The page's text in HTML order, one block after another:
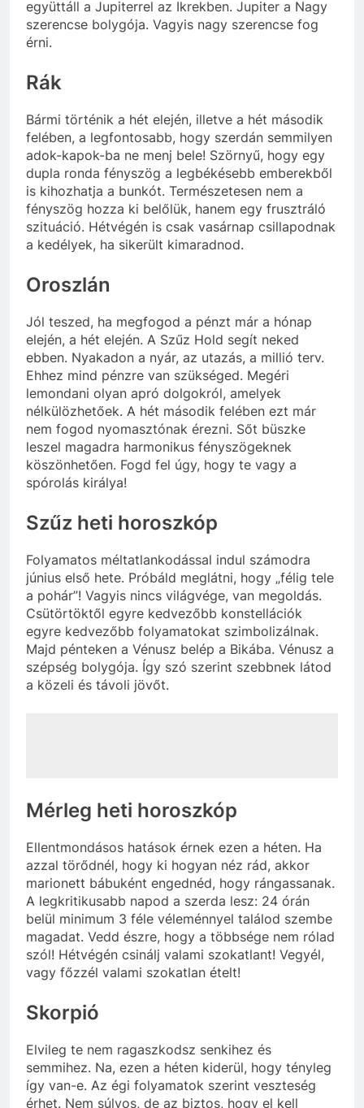
együttáll a Jupiterrel az Ikrekben. Jupiter a Nagy
szerencse bolygója. Vagyis nagy szerencse fog
érni.
Rák
Bármi történik a hét elején, illetve a hét második
felében, a legfontosabb, hogy szerdán semmilyen
adok-kapok-ba ne menj bele! Szörnyű, hogy egy
dupla ronda fényszög a legbékésebb emberekből
is kihozhatja a bunkót. Természetesen nem a
fényszög hozza ki belőlük, hanem egy frusztráló
szituáció. Hétvégén is csak vasárnap csillapodnak
a kedélyek, ha sikerült kimaradnod.
Oroszlán
Jól teszed, ha megfogod a pénzt már a hónap
elején, a hét elején. A Szűz Hold segít neked
ebben. Nyakadon a nyár, az utazás, a millió terv.
Ehhez mind pénzre van szükséged. Megéri
lemondani olyan apró dolgokról, amelyek
nélkülözhetőek. A hét második felében ezt már
nem fogod nyomasztónak érezni. Sőt büszke
leszel magadra harmonikus fényszögeknek
köszönhetően. Fogd fel úgy, hogy te vagy a
spórolás királya!
Szűz heti horoszkóp
Folyamatos méltatlankodással indul számodra
június első hete. Próbáld meglátni, hogy „félig tele
a pohár”! Vagyis nincs világvége, van megoldás.
Csütörtöktől egyre kedvezőbb konstellációk
egyre kedvezőbb folyamatokat szimbolizálnak.
Majd pénteken a Vénusz belép a Bikába. Vénusz a
szépség bolygója. Így szó szerint szebbnek látod
a közeli és távoli jövőt.
Mérleg heti horoszkóp
Ellentmondásos hatások érnek ezen a héten. Ha
azzal törődnél, hogy ki hogyan néz rád, akkor
marionett bábuként engednéd, hogy rángassanak.
A legkritikusabb napod a szerda lesz: 24 órán
belül minimum 3 féle véleménnyel találod szembe
magadat. Vedd észre, hogy a többsége nem rólad
szól! Hétvégén csinálj valami szokatlant! Vegyél,
vagy főzzél valami szokatlan ételt!
Skorpió
Elvileg te nem ragaszkodsz senkihez és
semmihez. Na, ezen a héten kiderül, hogy tényleg
így van-e. Az égi folyamatok szerint veszteség
érhet. Nem súlyos, de az biztos, hogy el kell